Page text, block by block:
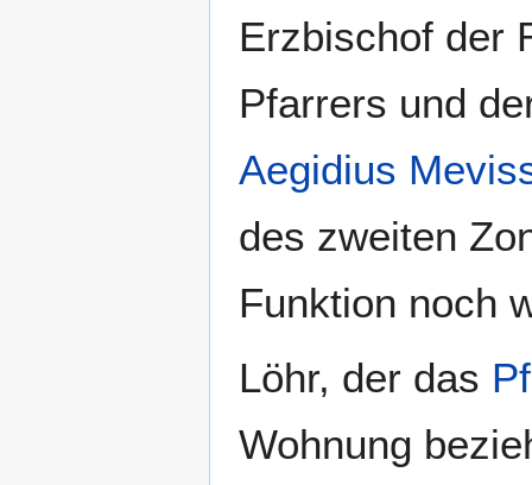
Erzbischof der
Pfarrers und
Aegidius
des zweiten
Funktion noch
Löhr, der das
Wohnung